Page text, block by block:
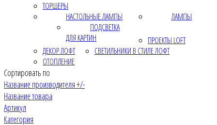
ТОРШЕРЫ
НАСТОЛЬНЫЕ ЛАМПЫ
ПОДСВЕТКА
ДЛЯ КАРТИН
ЛАМПЫ
ПРОЕКТЫ LOFT
ДЕКОР ЛОФТ
СВЕТИЛЬНИКИ В СТИЛЕ ЛОФТ
ОТОПЛЕНИЕ
Сортировать по
Название производителя +/-
Название товара
Артикул
Категория